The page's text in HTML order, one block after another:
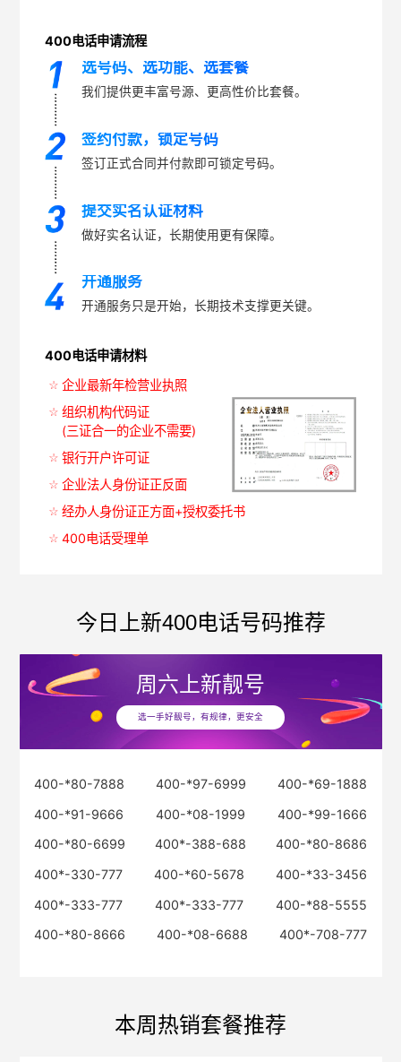
400电话申请流程
选号码、选功能、选套餐
我们提供更丰富号源、更高性价比套餐。
签约付款，锁定号码
签订正式合同并付款即可锁定号码。
提交实名认证材料
做好实名认证，长期使用更有保障。
开通服务
开通服务只是开始，长期技术支撑更关键。
400电话申请材料
企业最新年检营业执照
组织机构代码证
(三证合一的企业不需要)
银行开户许可证
企业法人身份证正反面
经办人身份证正方面+授权委托书
400电话受理单
今日上新400电话号码推荐
周六上新靓号
选一手好靓号，有规律，更安全
400-*80-7888 400-*97-6999
400-*69-1888
400-*91-9666
400-*08-1999
400-*99-1666
400-*80-6699
400*-388-688
400-*80-8686
400*-330-777
400-*60-5678
400-*33-3456
400*-333-777
400*-333-777
400-*88-5555
400-*80-8666
400-*08-6688 400*-708-777
本周热销套餐推荐